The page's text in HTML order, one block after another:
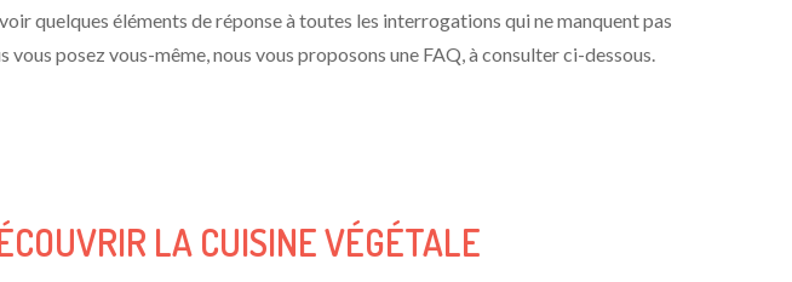
quelques éléments de réponse à toutes les interrogations qui ne manquent pas
posez vous-même, nous vous proposons une FAQ, à consulter ci-dessous.
LA CUISINE VÉGÉTALE